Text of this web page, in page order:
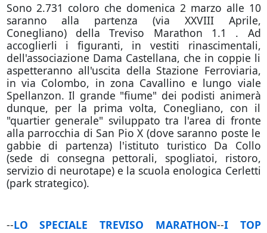
Sono 2.731 coloro che domenica 2 marzo alle 10
saranno alla partenza (via XXVIII Aprile,
Conegliano) della Treviso Marathon 1.1 . Ad
accoglierli i figuranti, in vestiti rinascimentali,
dell'associazione Dama Castellana, che in coppie li
aspetteranno all'uscita della Stazione Ferroviaria,
in via Colombo, in zona Cavallino e lungo viale
Spellanzon. Il grande "fiume" dei podisti animerà
dunque, per la prima volta, Conegliano, con il
"quartier generale" sviluppato tra l'area di fronte
alla parrocchia di San Pio X (dove saranno poste le
gabbie di partenza) l'istituto turistico Da Collo
(sede di consegna pettorali, spogliatoi, ristoro,
servizio di neurotape) e la scuola enologica Cerletti
(park strategico).
--LO SPECIALE TREVISO MARATHON--I TOP